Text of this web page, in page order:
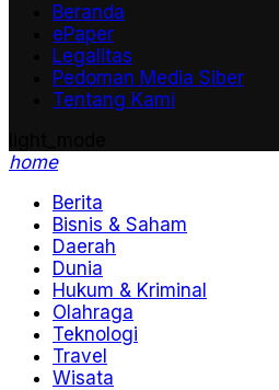
Beranda
ePaper
Legalitas
Pedoman Media Siber
Tentang Kami
home
Berita
Bisnis & Saham
Daerah
Dunia
Hukum & Kriminal
Olahraga
Teknologi
Travel
Wisata